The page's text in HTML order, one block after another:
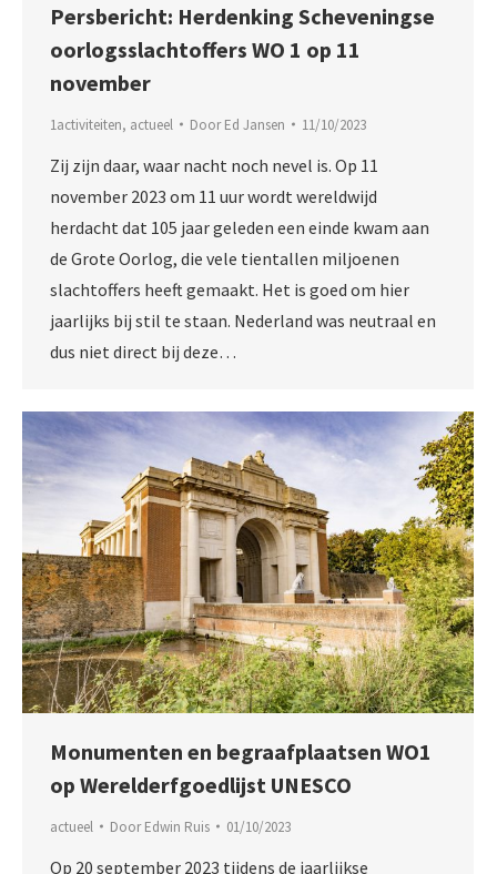
Persbericht: Herdenking Scheveningse
oorlogsslachtoffers WO 1 op 11
november
1activiteiten, actueel DoorEd Jansen 11/10/2023
Zij zijn daar, waar nacht noch nevel is. Op 11
november 2023 om 11 uur wordt wereldwijd
herdacht dat 105 jaar geleden een einde kwam aan
de Grote Oorlog, die vele tientallen miljoenen
slachtoffers heeft gemaakt. Het is goed om hier
jaarlijks bij stil te staan. Nederland was neutraal en
dus niet direct bij deze…
Monumenten en begraafplaatsen WO1
op Werelderfgoedlijst UNESCO
actueel DoorEdwin Ruis 01/10/2023
Op 20 september 2023 tijdens de jaarlijkse